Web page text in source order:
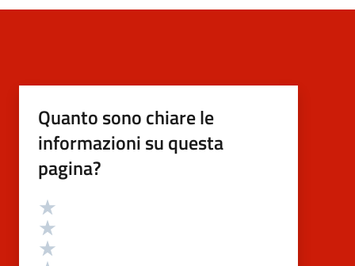
Quanto sono chiare le
informazioni su questa
pagina?
Valutazione